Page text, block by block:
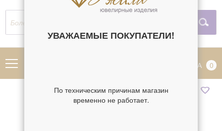
КОРЗИНА 0
УВАЖАЕМЫЕ ПОКУПАТЕЛИ!
По техническим причинам магазин
временно не работает.